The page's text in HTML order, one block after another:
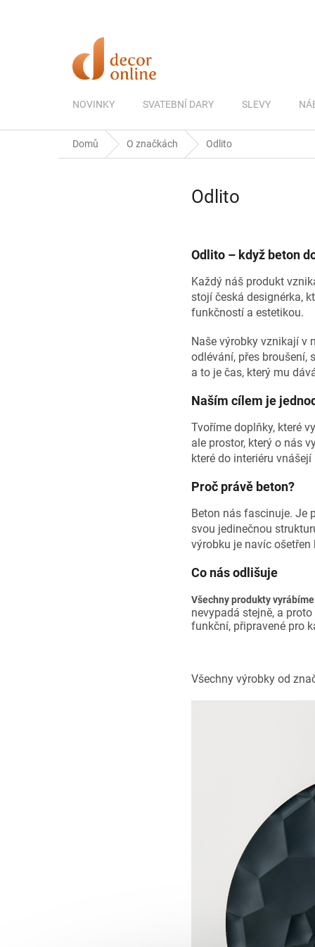
NOVINKY SVATEBNÍ DARY SLEVY
Domů O značkách Odlito
Odlito
Odlito – když beton
Každý náš produkt
stojí česká designérka,
funkčností a estetikou.
Naše výrobky vznikají v
odlévání, přes broušení,
a to je čas, který mu
Naším cílem je
Tvoříme doplňky, které
ale prostor, který o nás
které do interiéru
Proč právě beton?
Beton nás fascinuje. Je
svou jedinečnou
výrobku je navíc
Co nás odlišuje
Všechny produkty
nevypadá stejně, a
funkční, připravené pro
Všechny výrobky od